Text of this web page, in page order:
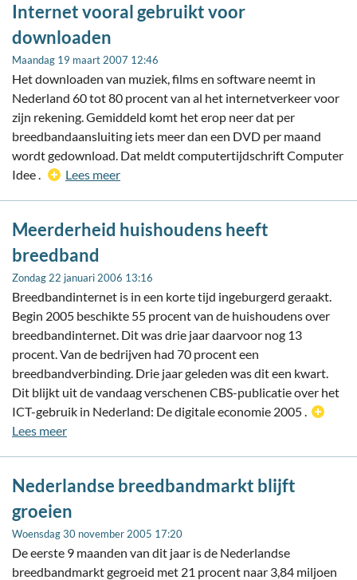
Internet vooral gebruikt voor
downloaden
Maandag 19 maart 2007 12:46
Het downloaden van muziek, films en software neemt in
Nederland 60 tot 80 procent van al het internetverkeer voor
zijn rekening. Gemiddeld komt het erop neer dat per
breedbandaansluiting iets meer dan een DVD per maand
wordt gedownload. Dat meldt computertijdschrift Computer
Idee .
Lees meer
Meerderheid huishoudens heeft
breedband
Zondag 22 januari 2006 13:16
Breedbandinternet is in een korte tijd ingeburgerd geraakt.
Begin 2005 beschikte 55 procent van de huishoudens over
breedbandinternet. Dit was drie jaar daarvoor nog 13
procent. Van de bedrijven had 70 procent een
breedbandverbinding. Drie jaar geleden was dit een kwart.
Dit blijkt uit de vandaag verschenen CBS-publicatie over het
ICT-gebruik in Nederland: De digitale economie 2005 .
Lees meer
Nederlandse breedbandmarkt blijft
groeien
Woensdag 30 november 2005 17:20
De eerste 9 maanden van dit jaar is de Nederlandse
breedbandmarkt gegroeid met 21 procent naar 3,84 miljoen